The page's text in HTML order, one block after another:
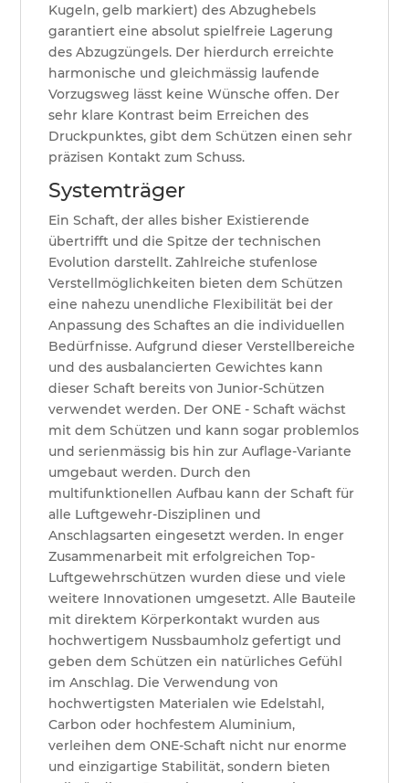
Kugeln, gelb markiert) des Abzughebels
garantiert eine absolut spielfreie Lagerung
des Abzugzüngels. Der hierdurch erreichte
harmonische und gleichmässig laufende
Vorzugsweg lässt keine Wünsche offen. Der
sehr klare Kontrast beim Erreichen des
Druckpunktes, gibt dem Schützen einen sehr
präzisen Kontakt zum Schuss.
Systemträger
Ein Schaft, der alles bisher Existierende
übertrifft und die Spitze der technischen
Evolution darstellt. Zahlreiche stufenlose
Verstellmöglichkeiten bieten dem Schützen
eine nahezu unendliche Flexibilität bei der
Anpassung des Schaftes an die individuellen
Bedürfnisse. Aufgrund dieser Verstellbereiche
und des ausbalancierten Gewichtes kann
dieser Schaft bereits von Junior-Schützen
verwendet werden. Der ONE - Schaft wächst
mit dem Schützen und kann sogar problemlos
und serienmässig bis hin zur Auflage-Variante
umgebaut werden. Durch den
multifunktionellen Aufbau kann der Schaft für
alle Luftgewehr-Disziplinen und
Anschlagsarten eingesetzt werden. In enger
Zusammenarbeit mit erfolgreichen Top-
Luftgewehrschützen wurden diese und viele
weitere Innovationen umgesetzt. Alle Bauteile
mit direktem Körperkontakt wurden aus
hochwertigem Nussbaumholz gefertigt und
geben dem Schützen ein natürliches Gefühl
im Anschlag. Die Verwendung von
hochwertigsten Materialen wie Edelstahl,
Carbon oder hochfestem Aluminium,
verleihen dem ONE-Schaft nicht nur enorme
und einzigartige Stabilität, sondern bieten